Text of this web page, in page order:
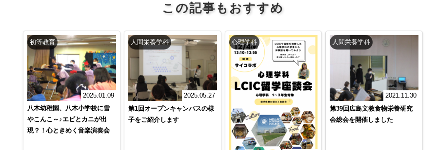
この記事もおすすめ
初等教育
2025.01.09
八木幼稚園、八木小学校に雪
やこんこ～♪エビとカニが出
現？！心ときめく音楽演奏会
人間栄養学科
2025.05.27
第1回オープンキャンパスの様
子をご紹介します
心理学科 人間栄養学科
2021.11.30
第39回広島文教食物栄養研究
会総会を開催しました